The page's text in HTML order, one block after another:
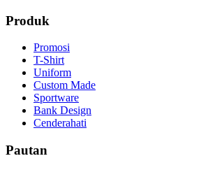
Produk
Promosi
T-Shirt
Uniform
Custom Made
Sportware
Bank Design
Cenderahati
Pautan